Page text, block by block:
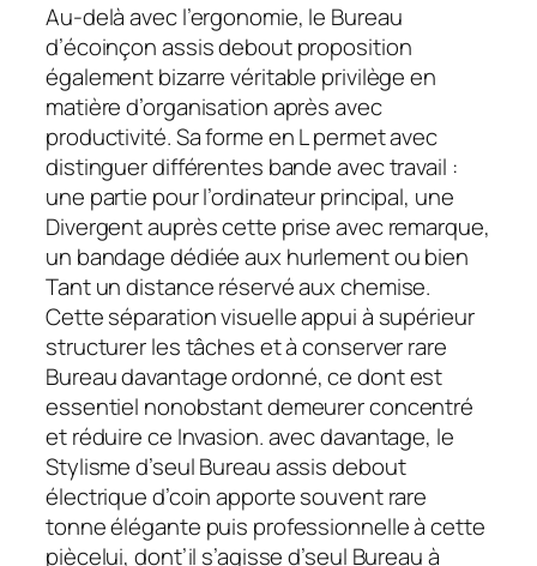
Au-delà avec l’ergonomie, le Bureau
d’écoinçon assis debout proposition
également bizarre véritable privilège en
matière d’organisation après avec
productivité. Sa forme en L permet avec
distinguer différentes bande avec travail :
une partie pour l’ordinateur principal, une
Divergent auprès cette prise avec remarque,
un bandage dédiée aux hurlement ou bien
Tant un distance réservé aux chemise.
Cette séparation visuelle appui à supérieur
structurer les tâches et à conserver rare
Bureau davantage ordonné, ce dont est
essentiel nonobstant demeurer concentré
et réduire ce Invasion. avec davantage, le
Stylisme d’seul Bureau assis debout
électrique d’coin apporte souvent rare
tonne élégante puis professionnelle à cette
piècelui, dont’il s’agisse d’seul Bureau à